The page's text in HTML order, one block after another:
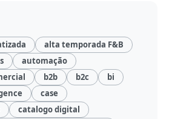
alta temporada F&B
automação
b2b b2c
bi
case
catalogo digital